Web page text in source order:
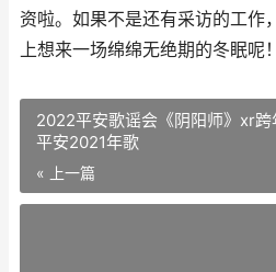
资啦。如果不是还有采访的工作
上想来一场绵绵无绝期的冬眠呢！
2022平安歌谣会《阴阳师》xr
平安2021年歌
« 上一篇